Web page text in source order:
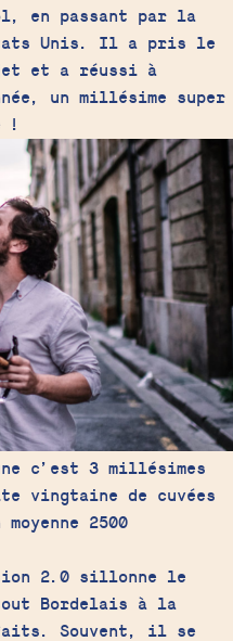
en passant par la
Unis. Il a pris le
et a réussi à
un millésime super
!
c’est 3 millésimes
vingtaine de cuvées
2500
2.0 sillonne le
Bordelais à la
Souvent, il se